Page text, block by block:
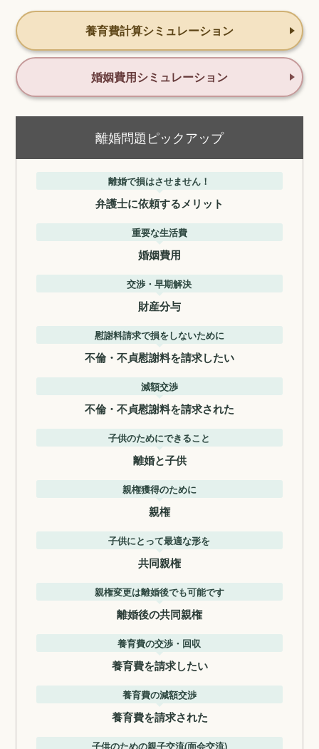
養育費計算シミュレーション
婚姻費用シミュレーション
離婚問題ピックアップ
離婚で損はさせません！
弁護士に依頼するメリット
重要な生活費
婚姻費用
交渉・早期解決
財産分与
慰謝料請求で損をしないために
不倫・不貞慰謝料を請求したい
減額交渉
不倫・不貞慰謝料を請求された
子供のためにできること
離婚と子供
親権獲得のために
親権
子供にとって最適な形を
共同親権
親権変更は離婚後でも可能です
離婚後の共同親権
養育費の交渉・回収
養育費を請求したい
養育費の減額交渉
養育費を請求された
子供のための親子交流(面会交流)